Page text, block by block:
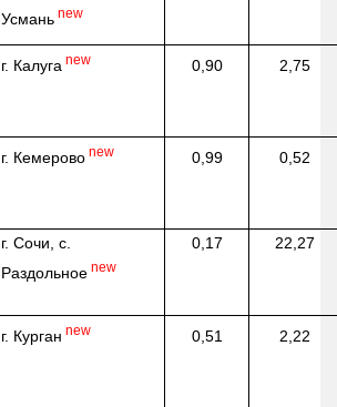
Усмань new
г. Калуга new 0,90 2,75
г. Кемерово new 0,99 0,52
г. Сочи, с.
Раздольное new
0,17 22,27
г. Курган new 0,51 2,22